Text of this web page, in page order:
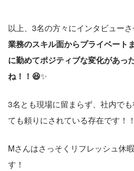
以上、3名の方々にインタビュー
業務のスキル面からプライベー
に勤めてポジティブな変化があっ
ね！！😆✨
3名とも現場に留まらず、社内で
ても頼りにされている存在です！
Mさんはさっそくリフレッシュ休
す！